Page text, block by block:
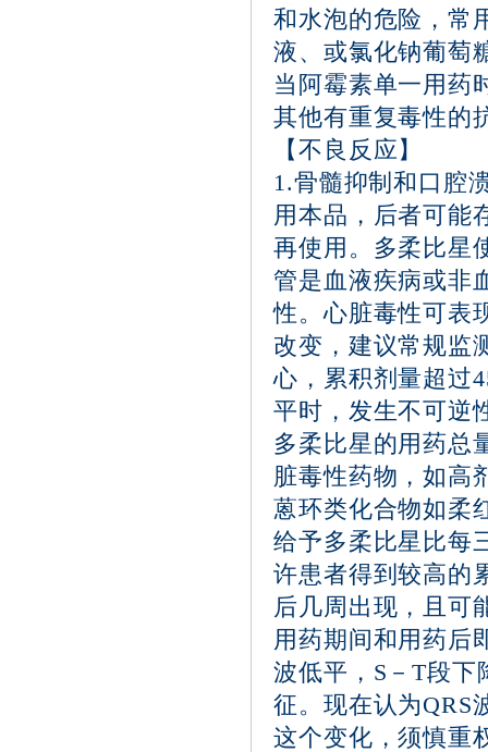
和水泡的危险，常
液、或氯化钠葡萄
当阿霉素单一用药
其他有重复毒性的
【不良反应】
1.骨髓抑制和口腔
用本品，后者可能
再使用。多柔比星
管是血液疾病或非
性。心脏毒性可表
改变，建议常规监
心，累积剂量超过
平时，发生不可逆
多柔比星的用药总
脏毒性药物，如高
蒽环类化合物如柔
给予多柔比星比每
许患者得到较高的
后几周出现，且可
用药期间和用药后
波低平，S－T段
征。现在认为QRS
这个变化，须慎重